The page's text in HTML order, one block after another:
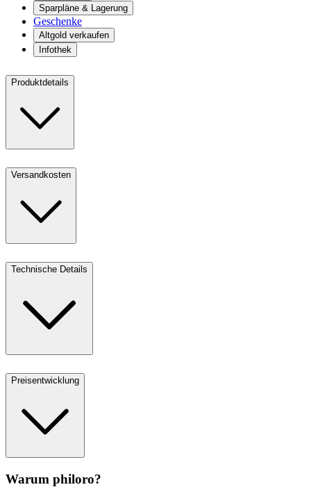
Sparpläne & Lagerung
Geschenke
Altgold verkaufen
Infothek
Produktdetails
Versandkosten
Technische Details
Preisentwicklung
Warum philoro?